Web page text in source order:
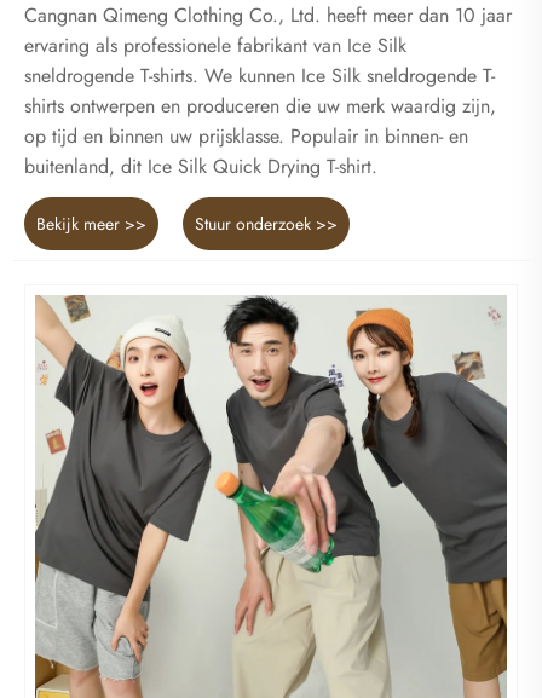
Cangnan Qimeng Clothing Co., Ltd. heeft meer dan 10 jaar
ervaring als professionele fabrikant van Ice Silk
sneldrogende T-shirts. We kunnen Ice Silk sneldrogende T-
shirts ontwerpen en produceren die uw merk waardig zijn,
op tijd en binnen uw prijsklasse. Populair in binnen- en
buitenland, dit Ice Silk Quick Drying T-shirt.
Bekijk meer >> Stuur onderzoek >>